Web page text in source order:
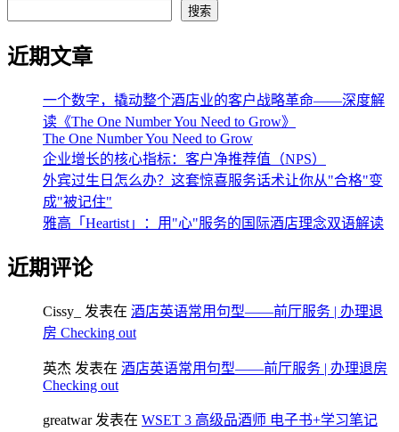
搜索
近期文章
一个数字，撬动整个酒店业的客户战略革命——深度解
读《The One Number You Need to Grow》
The One Number You Need to Grow
企业增长的核心指标：客户净推荐值（NPS）
外宾过生日怎么办？这套惊喜服务话术让你从"合格"变
成"被记住"
雅高「Heartist」：用"心"服务的国际酒店理念双语解读
近期评论
Cissy_ 发表在 酒店英语常用句型——前厅服务 | 办理退
房 Checking out
英杰 发表在 酒店英语常用句型——前厅服务 | 办理退房
Checking out
greatwar发表在 WSET 3 高级品酒师 电子书+学习笔记